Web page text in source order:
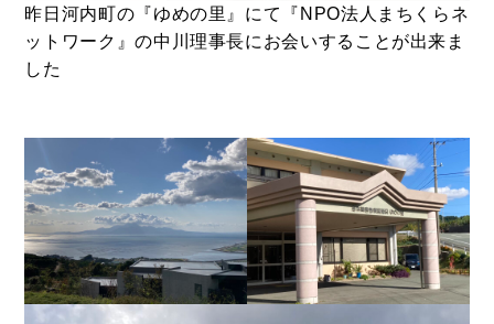
昨日河内町の『ゆめの里』にて『NPO法人まちくらネ
ットワーク』の中川理事長にお会いすることが出来ま
した